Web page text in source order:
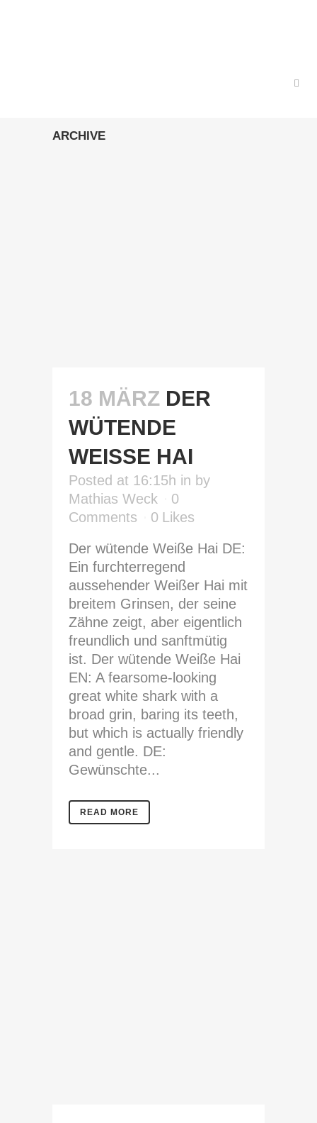
ARCHIVE
18 MÄRZ DER
WÜTENDE
WEISSE HAI
Posted at 16:15h in by
Mathias Weck
0
Comments
0 Likes
Der wütende Weiße Hai DE:
Ein furchterregend
aussehender Weißer Hai mit
breitem Grinsen, der seine
Zähne zeigt, aber eigentlich
freundlich und sanftmütig
ist. Der wütende Weiße Hai
EN: A fearsome-looking
great white shark with a
broad grin, baring its teeth,
but which is actually friendly
and gentle. DE:
Gewünschte...
READ MORE